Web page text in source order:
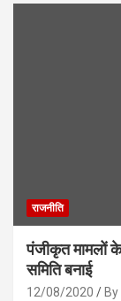
राजनीति
पंजीकृत मामलों
समिति बनाई
12/08/2020 By